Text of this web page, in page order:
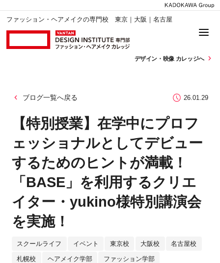
ファッション・ヘアメイクの専門校 東京｜大阪｜名古屋
デザイン・ 映像 カレッジへ
ブログ一覧へ戻る 26.01.29
【特別授業】在学中にプロフ
ェッショナルとしてデビュー
するためのヒントが満載！
「BASE」を利用するクリエ
イター・yukino様特別講演会
を実施！
スクールライフ イベント 東京校 大阪校 名古屋校
札幌校 ヘアメイク学部 ファッション学部